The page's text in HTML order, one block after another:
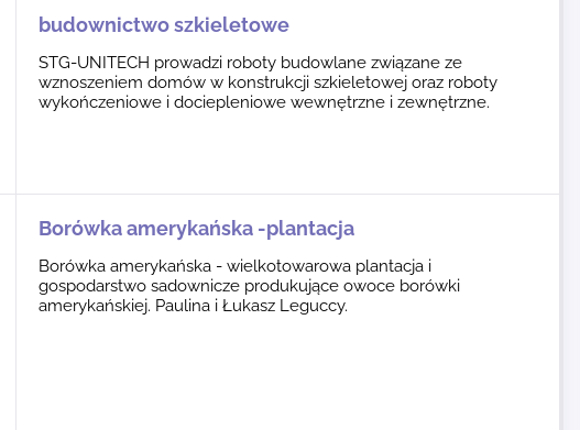
budownictwo szkieletowe
STG-UNITECH prowadzi roboty budowlane związane ze
wznoszeniem domów w konstrukcji szkieletowej oraz roboty
wykończeniowe i dociepleniowe wewnętrzne i zewnętrzne.
Borówka amerykańska -plantacja
Borówka amerykańska - wielkotowarowa plantacja i
gospodarstwo sadownicze produkujące owoce borówki
amerykańskiej. Paulina i Łukasz Leguccy.